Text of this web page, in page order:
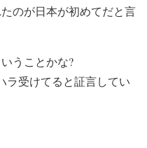
のが日本が初めてだと言
うことかな?
ラ受けてると証言してい